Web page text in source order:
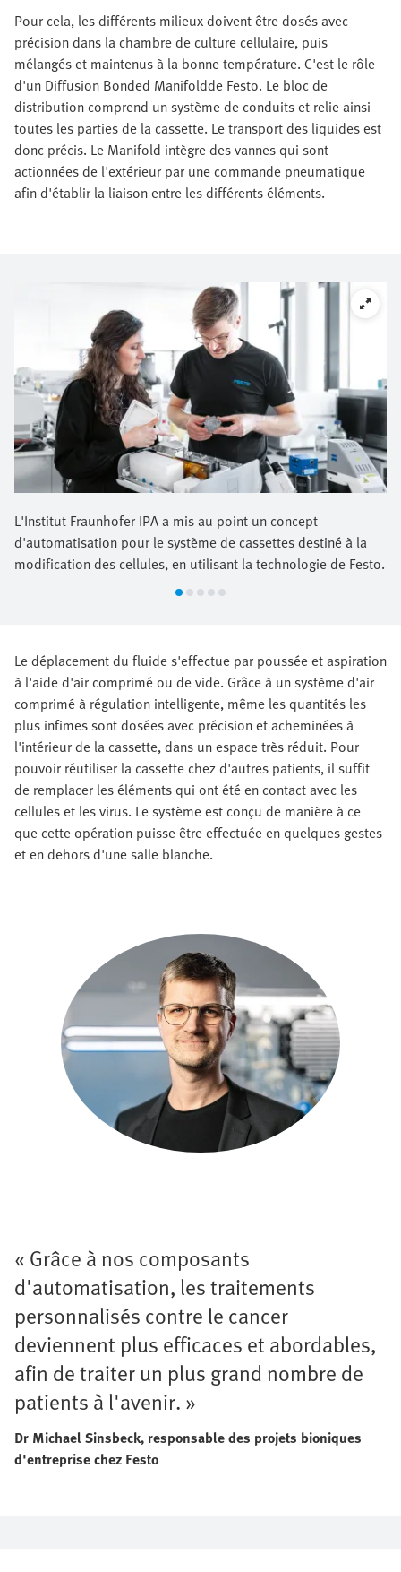
Pour cela, les différents milieux doivent être dosés avec
précision dans la chambre de culture cellulaire, puis
mélangés et maintenus à la bonne température. C'est le rôle
d'un Diffusion Bonded Manifoldde Festo. Le bloc de
distribution comprend un système de conduits et relie ainsi
toutes les parties de la cassette. Le transport des liquides est
donc précis. Le Manifold intègre des vannes qui sont
actionnées de l'extérieur par une commande pneumatique
afin d'établir la liaison entre les différents éléments.
L'Institut Fraunhofer IPA a mis au point un concept
d'automatisation pour le système de cassettes destiné à la
modification des cellules, en utilisant la technologie de Festo.
Le déplacement du fluide s'effectue par poussée et aspiration
à l'aide d'air comprimé ou de vide. Grâce à un système d'air
comprimé à régulation intelligente, même les quantités les
plus infimes sont dosées avec précision et acheminées à
l'intérieur de la cassette, dans un espace très réduit. Pour
pouvoir réutiliser la cassette chez d'autres patients, il suffit
de remplacer les éléments qui ont été en contact avec les
cellules et les virus. Le système est conçu de manière à ce
que cette opération puisse être effectuée en quelques gestes
et en dehors d'une salle blanche.
« Grâce à nos composants
d'automatisation, les traitements
personnalisés contre le cancer
deviennent plus efficaces et abordables,
afin de traiter un plus grand nombre de
patients à l'avenir. »
Dr Michael Sinsbeck, responsable des projets bioniques
d'entreprise chez Festo